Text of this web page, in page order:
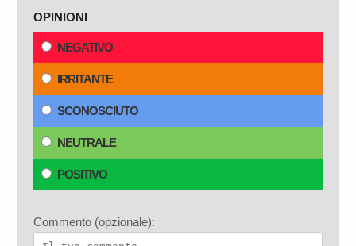
OPINIONI
NEGATIVO
IRRITANTE
SCONOSCIUTO
NEUTRALE
POSITIVO
Commento (opzionale):